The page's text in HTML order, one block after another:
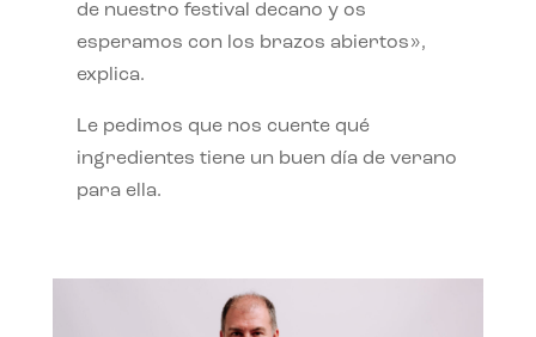
de nuestro festival decano y os
esperamos con los brazos abiertos»,
explica.
Le pedimos que nos cuente qué
ingredientes tiene un buen día de verano
para ella.